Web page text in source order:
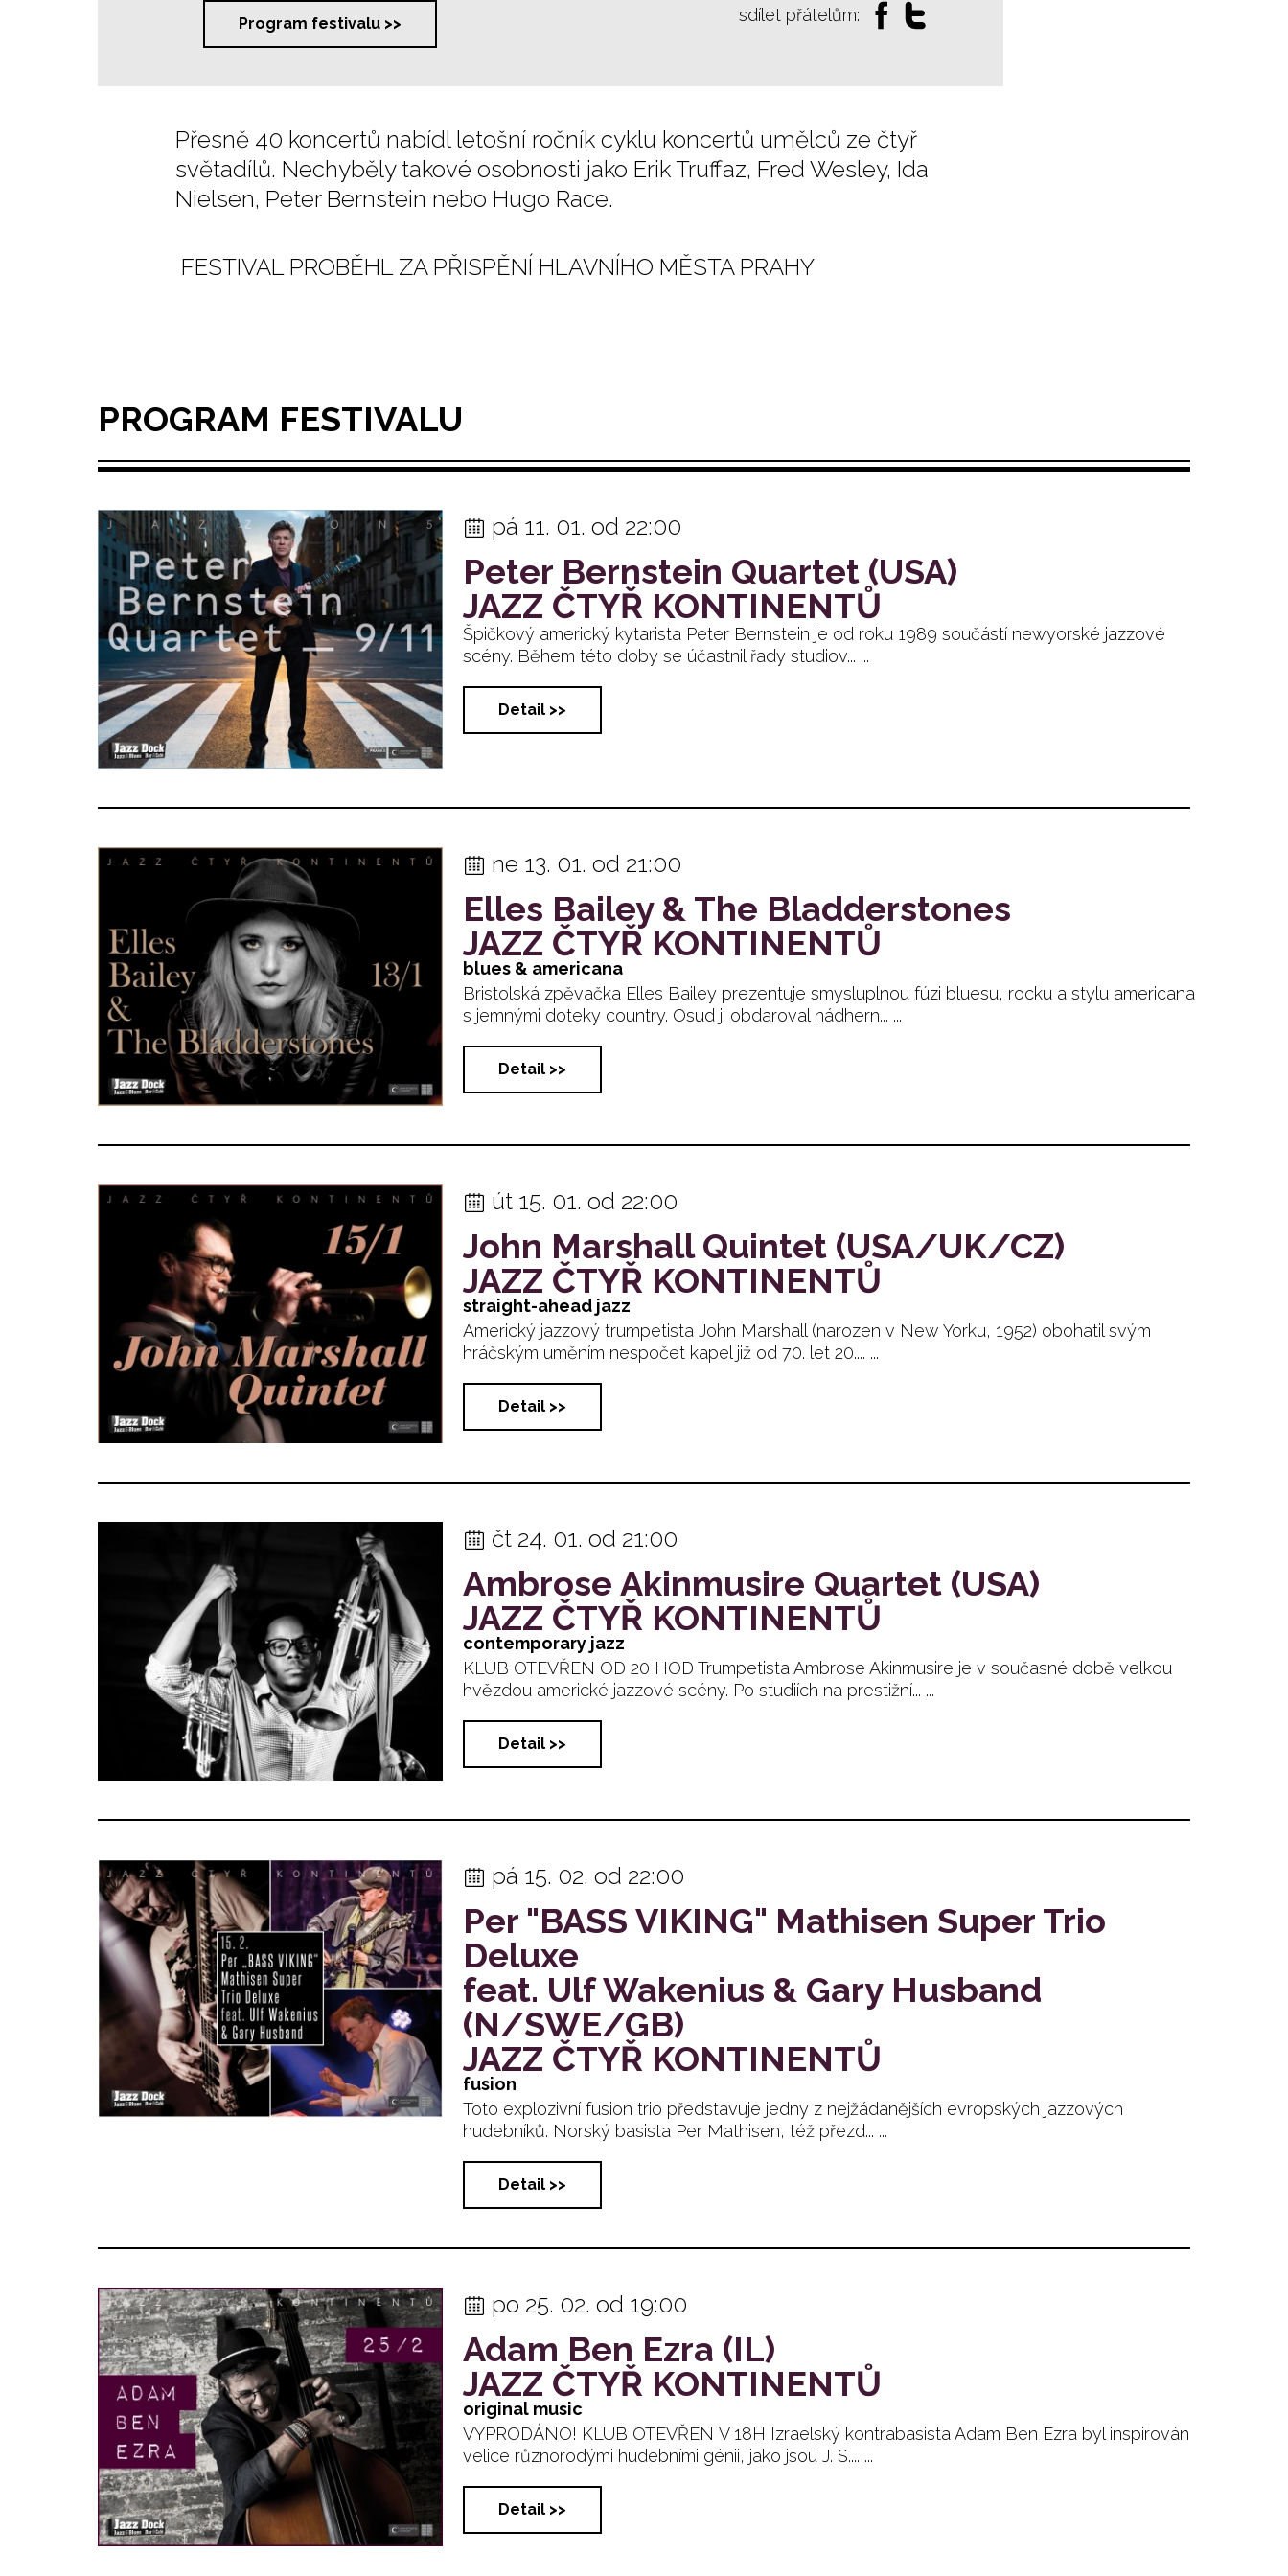
Program festivalu >> sdílet přátelům:
Přesně 40 koncertů nabídl letošní ročník cyklu koncertů umělců ze čtyř
světadílů. Nechyběly takové osobnosti jako Erik Truffaz, Fred Wesley, Ida
Nielsen, Peter Bernstein nebo Hugo Race.
FESTIVAL PROBĚHL ZA PŘISPĚNÍ HLAVNÍHO MĚSTA PRAHY
PROGRAM FESTIVALU
pá 11. 01. od 22:00
Peter Bernstein Quartet (USA)
JAZZ ČTYŘ KONTINENTŮ
Špičkový americký kytarista Peter Bernstein je od roku 1989 součástí newyorské jazzové
scény. Během této doby se účastnil řady studiov... ...
Detail >>
ne 13. 01. od 21:00
Elles Bailey & The Bladderstones
JAZZ ČTYŘ KONTINENTŮ
blues & americana
Bristolská zpěvačka Elles Bailey prezentuje smysluplnou fúzi bluesu, rocku a stylu americana
s jemnými doteky country. Osud ji obdaroval nádhern... ...
Detail >>
út 15. 01. od 22:00
John Marshall Quintet (USA/UK/CZ)
JAZZ ČTYŘ KONTINENTŮ
straight-ahead jazz
Americký jazzový trumpetista John Marshall (narozen v New Yorku, 1952) obohatil svým
hráčským uměním nespočet kapel již od 70. let 20.... ...
Detail >>
čt 24. 01. od 21:00
Ambrose Akinmusire Quartet (USA)
JAZZ ČTYŘ KONTINENTŮ
contemporary jazz
KLUB OTEVŘEN OD 20 HOD Trumpetista Ambrose Akinmusire je v současné době velkou
hvězdou americké jazzové scény. Po studiích na prestižní... ...
Detail >>
pá 15. 02. od 22:00
Per "BASS VIKING" Mathisen Super Trio
Deluxe
feat. Ulf Wakenius & Gary Husband
(N/SWE/GB)
JAZZ ČTYŘ KONTINENTŮ
fusion
Toto explozivní fusion trio představuje jedny z nejžádanějších evropských jazzových
hudebníků. Norský basista Per Mathisen, též přezd... ...
Detail >>
po 25. 02. od 19:00
Adam Ben Ezra (IL)
JAZZ ČTYŘ KONTINENTŮ
original music
VYPRODÁNO! KLUB OTEVŘEN V 18H Izraelský kontrabasista Adam Ben Ezra byl inspirován
velice různorodými hudebními génii, jako jsou J. S.... ...
Detail >>